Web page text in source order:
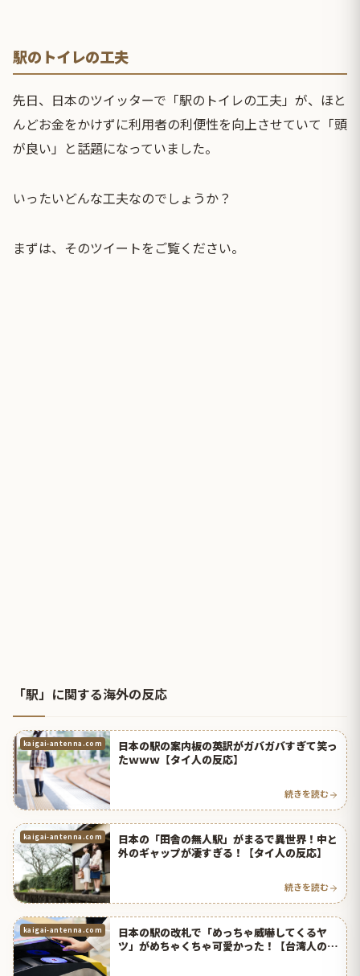
駅のトイレの工夫
先日、日本のツイッターで「駅のトイレの工夫」が、ほと
んどお金をかけずに利用者の利便性を向上させていて「頭
が良い」と話題になっていました。
いったいどんな工夫なのでしょうか？
まずは、そのツイートをご覧ください。
「駅」に関する海外の反応
kaigai-antenna.com
日本の駅の案内板の英訳がガバガバすぎて笑っ
たｗｗｗ【タイ人の反応】
続きを読む
kaigai-antenna.com
日本の「田舎の無人駅」がまるで異世界！中と
外のギャップが凄すぎる！【タイ人の反応】
続きを読む
kaigai-antenna.com
日本の駅の改札で「めっちゃ威嚇してくるヤ
ツ」がめちゃくちゃ可愛かった！【台湾人の反